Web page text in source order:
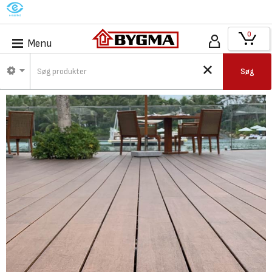
M
Menu
Søg
0